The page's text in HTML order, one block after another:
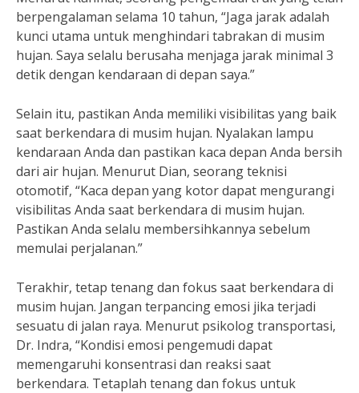
berpengalaman selama 10 tahun, “Jaga jarak adalah
kunci utama untuk menghindari tabrakan di musim
hujan. Saya selalu berusaha menjaga jarak minimal 3
detik dengan kendaraan di depan saya.”
Selain itu, pastikan Anda memiliki visibilitas yang baik
saat berkendara di musim hujan. Nyalakan lampu
kendaraan Anda dan pastikan kaca depan Anda bersih
dari air hujan. Menurut Dian, seorang teknisi
otomotif, “Kaca depan yang kotor dapat mengurangi
visibilitas Anda saat berkendara di musim hujan.
Pastikan Anda selalu membersihkannya sebelum
memulai perjalanan.”
Terakhir, tetap tenang dan fokus saat berkendara di
musim hujan. Jangan terpancing emosi jika terjadi
sesuatu di jalan raya. Menurut psikolog transportasi,
Dr. Indra, “Kondisi emosi pengemudi dapat
memengaruhi konsentrasi dan reaksi saat
berkendara. Tetaplah tenang dan fokus untuk